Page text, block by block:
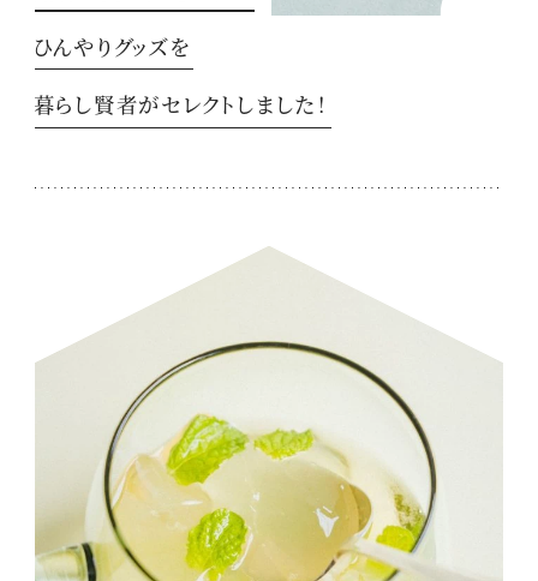
ひんやりグッズを
暮らし賢者がセレクトしました！